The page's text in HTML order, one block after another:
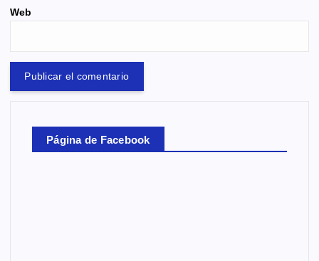
Web
Página de Facebook